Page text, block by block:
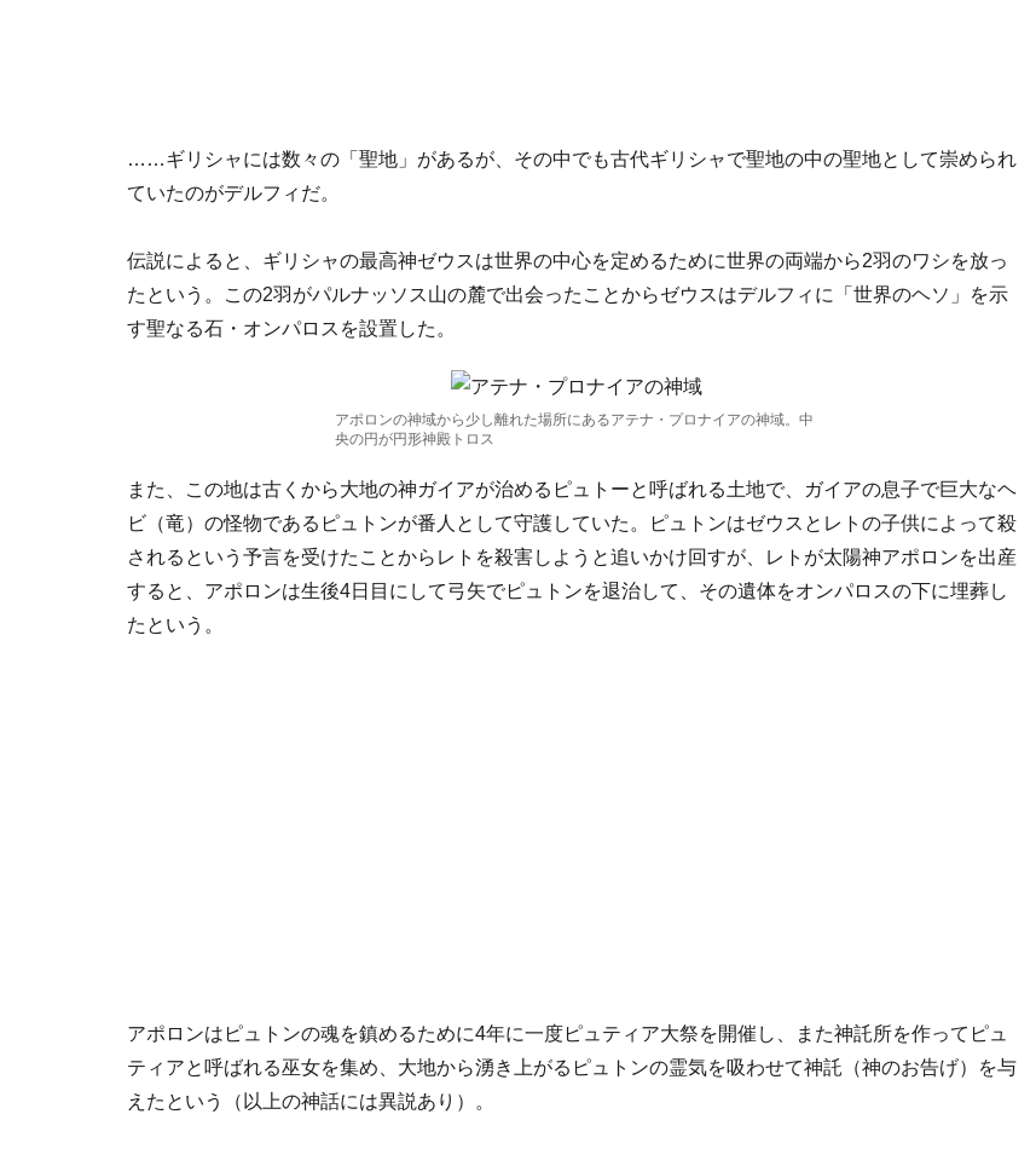
……ギリシャには数々の「聖地」があるが、その中でも古代ギリシャで聖地の中の聖地として崇められ
ていたのがデルフィだ。
伝説によると、ギリシャの最高神ゼウスは世界の中心を定めるために世界の両端から2羽のワシを放っ
たという。この2羽がパルナッソス山の麓で出会ったことからゼウスはデルフィに「世界のヘソ」を示
す聖なる石・オンパロスを設置した。
アポロンの神域から少し離れた場所にあるアテナ・プロナイアの神域。中
央の円が円形神殿トロス
また、この地は古くから大地の神ガイアが治めるピュトーと呼ばれる土地で、ガイアの息子で巨大なヘ
ビ（竜）の怪物であるピュトンが番人として守護していた。ピュトンはゼウスとレトの子供によって殺
されるという予言を受けたことからレトを殺害しようと追いかけ回すが、レトが太陽神アポロンを出産
すると、アポロンは生後4日目にして弓矢でピュトンを退治して、その遺体をオンパロスの下に埋葬し
たという。
アポロンはピュトンの魂を鎮めるために4年に一度ピュティア大祭を開催し、また神託所を作ってピュ
ティアと呼ばれる巫女を集め、大地から湧き上がるピュトンの霊気を吸わせて神託（神のお告げ）を与
えたという（以上の神話には異説あり）。